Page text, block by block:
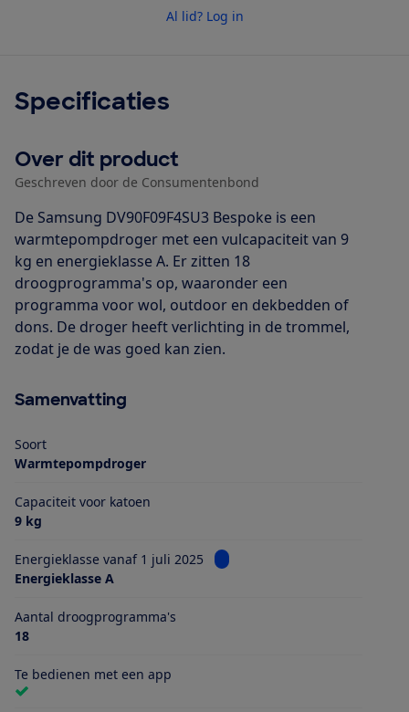
Al lid? Log in
Specificaties
Over dit product
Geschreven door de Consumentenbond
De Samsung DV90F09F4SU3 Bespoke is een
warmtepompdroger met een vulcapaciteit van 9
kg en energieklasse A. Er zitten 18
droogprogramma's op, waaronder een
programma voor wol, outdoor en dekbedden of
dons. De droger heeft verlichting in de trommel,
zodat je de was goed kan zien.
Samenvatting
Soort
Warmtepompdroger
Capaciteit voor katoen
9 kg
Energieklasse vanaf 1 juli 2025
Bekijk informatie voor
Energieklasse A
Aantal droogprogramma's
18
Te bedienen met een app